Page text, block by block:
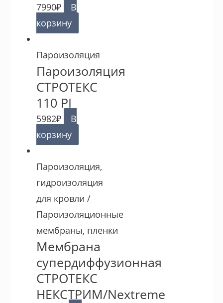
7990₽
В
корзину
Пароизоляция
Пароизоляция
СТРОТЕКС
110 PI
5982₽
В
корзину
Пароизоляция,
гидроизоляция
для кровли /
Пароизоляционные
мембраны, пленки
Мембрана
супердиффузионная
СТРОТЕКС
НЕКСТРИМ/Nextreme